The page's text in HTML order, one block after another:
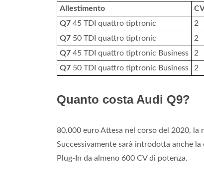
Allestimento
Q7 45 TDI quattro tiptronic 2
Q7 50 TDI quattro tiptronic 2
Q7 45 TDI quattro tiptronic Business 2
Q7 50 TDI quattro tiptronic Business 2
Quanto costa Audi Q9?
80.000 euro Attesa nel corso del 2020, la
Successivamente sarà introdotta anche
Plug-In da almeno 600 CV di potenza.